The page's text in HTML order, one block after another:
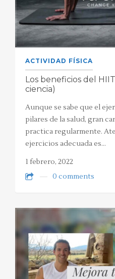
ACTIVIDAD FÍSICA
Los beneficios del
ciencia)
Aunque se sabe que el
pilares de la salud, gran
practica regularmente.
ejercicios adecuada es…
1 febrero, 2022
0 comments